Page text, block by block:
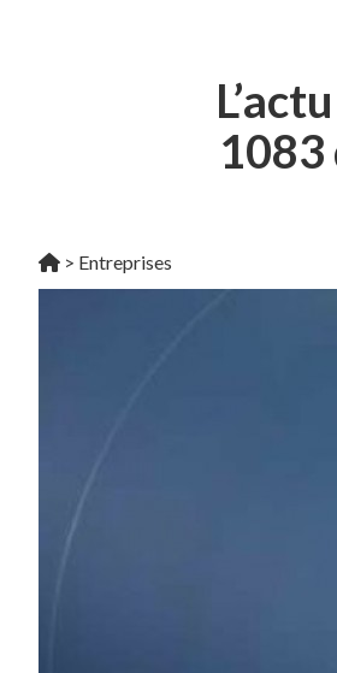
1083
> Entreprises